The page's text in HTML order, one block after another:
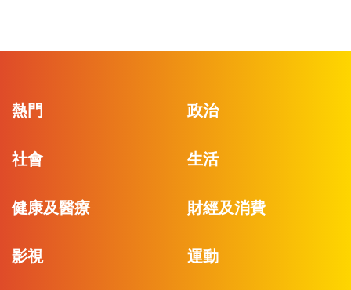
熱門 政治
社會 生活
健康及醫療 財經及消費
影視 運動